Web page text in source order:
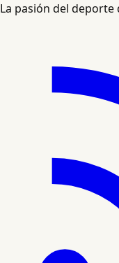
La pasión del deporte